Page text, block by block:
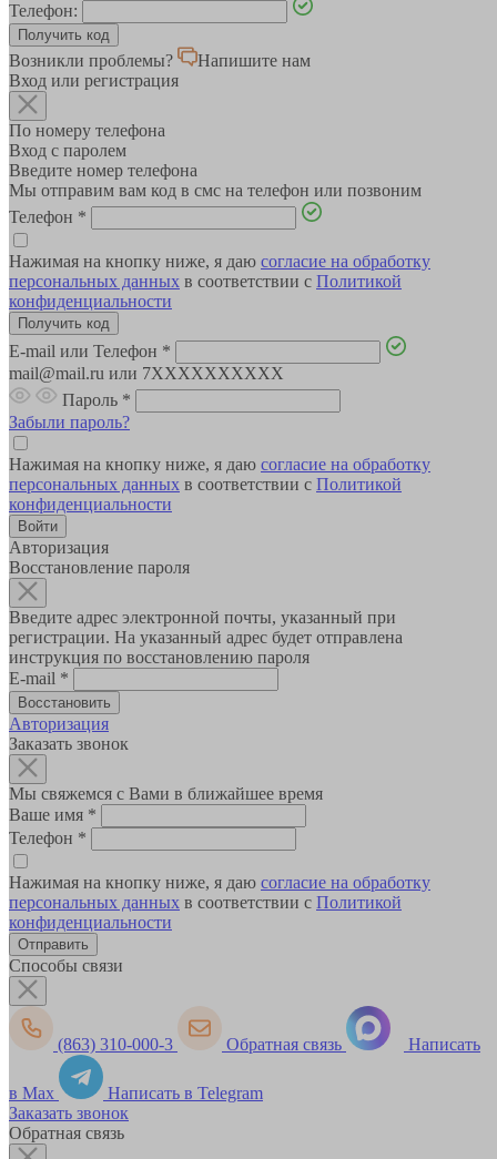
Телефон:
Возникли проблемы?
Напишите нам
Вход или регистрация
По номеру телефона
Вход с паролем
Введите номер телефона
Мы отправим вам код в смс на телефон или позвоним
Телефон *
Нажимая на кнопку ниже, я даю согласие на обработку
персональных данных в соответствии с Политикой
конфиденциальности
E-mail или Телефон *
mail@mail.ru или 7XXXXXXXXXX
Пароль *
Забыли пароль?
Нажимая на кнопку ниже, я даю согласие на обработку
персональных данных в соответствии с Политикой
конфиденциальности
Авторизация
Восстановление пароля
Введите адрес электронной почты, указанный при
регистрации. На указанный адрес будет отправлена
инструкция по восстановлению пароля
E-mail *
Авторизация
Заказать звонок
Мы свяжемся с Вами в ближайшее время
Ваше имя *
Телефон *
Нажимая на кнопку ниже, я даю согласие на обработку
персональных данных в соответствии с Политикой
конфиденциальности
Способы связи
(863) 310-000-3 Обратная связь Написать
в Max
Написать в Telegram
Заказать звонок
Обратная связь